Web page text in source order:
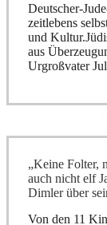
Deutscher-
zeitlebens
und
aus
Urgroßvater
„Keine Folter,
auch nicht elf
Dimler über
Von den 11